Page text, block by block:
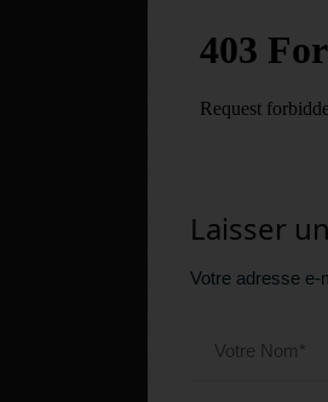
Laisser
Votre adresse e-